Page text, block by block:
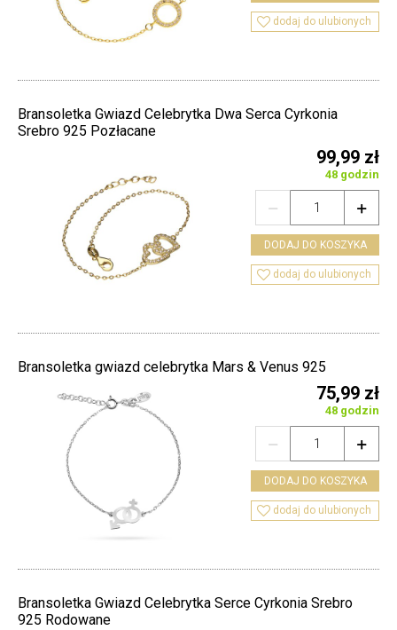
 dodaj do ulubionych
Bransoletka Gwiazd Celebrytka Dwa Serca Cyrkonia
Srebro 925 Pozłacane
99,99 zł
48 godzin


DODAJ DO KOSZYKA
 dodaj do ulubionych
Bransoletka gwiazd celebrytka Mars & Venus 925
75,99 zł
48 godzin


DODAJ DO KOSZYKA
 dodaj do ulubionych
Bransoletka Gwiazd Celebrytka Serce Cyrkonia Srebro
925 Rodowane